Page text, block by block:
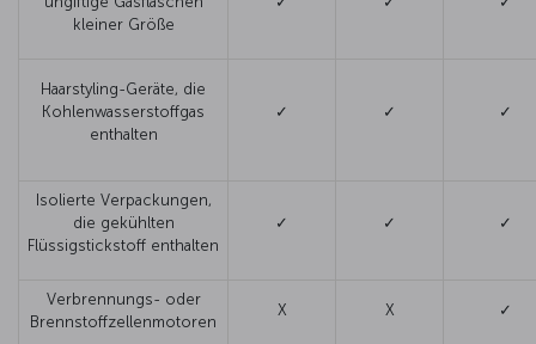
kleiner Größe
Haarstyling-Geräte, die
Kohlenwasserstoffgas
enthalten
✓ ✓ ✓
Isolierte Verpackungen,
die gekühlten
Flüssigstickstoff enthalten
✓ ✓ ✓
Verbrennungs- oder
Brennstoffzellenmotoren
X X ✓